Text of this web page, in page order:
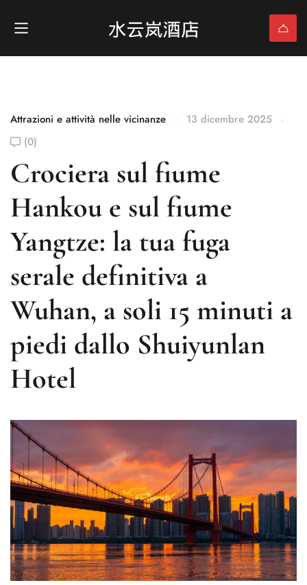
Attrazioni e attività nelle vicinanze
13 dicembre 2025
(0)
Crociera sul fiume
Hankou e sul fiume
Yangtze: la tua fuga
serale definitiva a
Wuhan, a soli 15 minuti a
piedi dallo Shuiyunlan
Hotel